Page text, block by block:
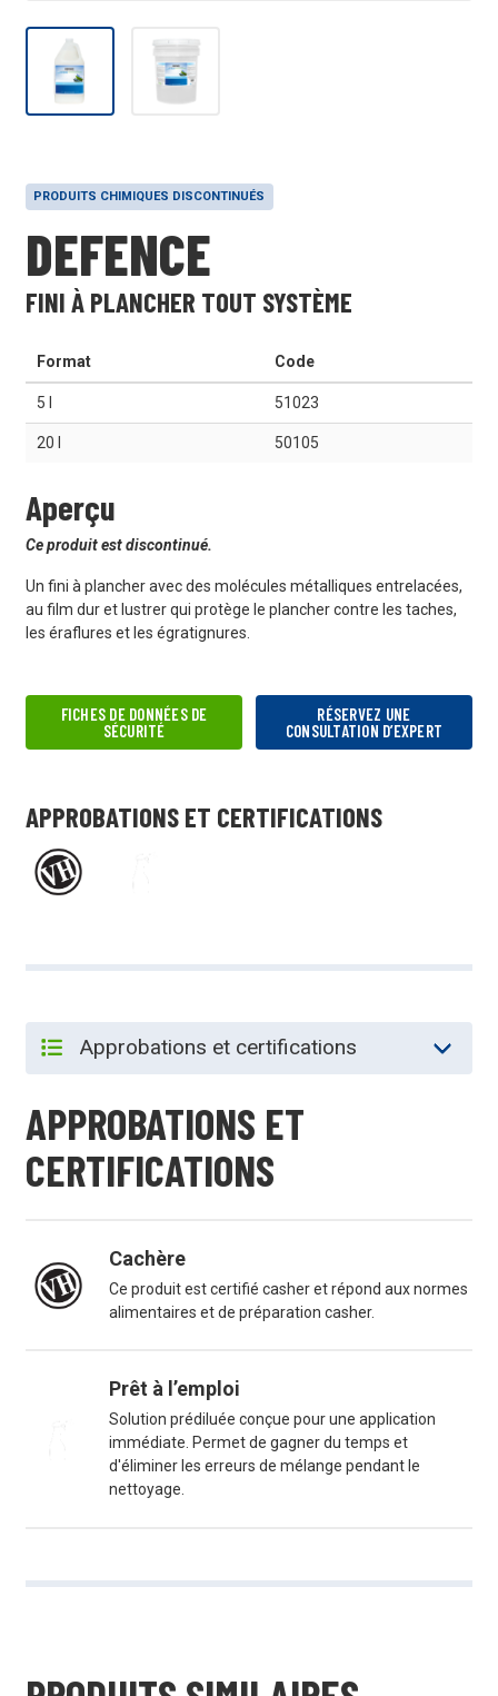
PRODUITS CHIMIQUES DISCONTINUÉS
DEFENCE
FINI À PLANCHER TOUT SYSTÈME
Format Code
5 l 51023
20 l 50105
Aperçu
Ce produit est discontinué.
Un fini à plancher avec des molécules métalliques entrelacées,
au film dur et lustrer qui protège le plancher contre les taches,
les éraflures et les égratignures.
FICHES DE DONNÉES DE
SÉCURITÉ
RÉSERVEZ UNE
CONSULTATION D’EXPERT
APPROBATIONS ET CERTIFICATIONS
APPROBATIONS ET
CERTIFICATIONS
Cachère
Ce produit est certifié casher et répond aux normes
alimentaires et de préparation casher.
Prêt à l’emploi
Solution prédiluée conçue pour une application
immédiate. Permet de gagner du temps et
d'éliminer les erreurs de mélange pendant le
nettoyage.